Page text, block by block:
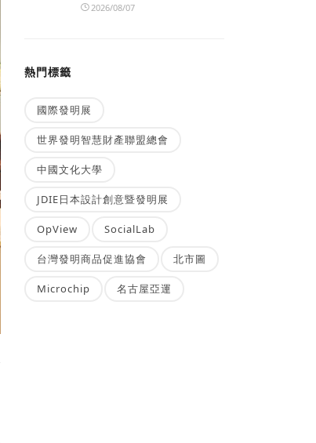
2026/08/07
熱門標籤
國際發明展
世界發明智慧財產聯盟總會
中國文化大學
JDIE日本設計創意暨發明展
OpView SocialLab
台灣發明商品促進協會 北市圖
Microchip 名古屋亞運